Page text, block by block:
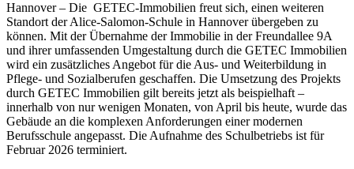
Hannover – Die GETEC-Immobilien freut sich, einen weiteren
Standort der Alice-Salomon-Schule in Hannover übergeben zu
können. Mit der Übernahme der Immobilie in der Freundallee 9A
und ihrer umfassenden Umgestaltung durch die GETEC Immobilien
wird ein zusätzliches Angebot für die Aus- und Weiterbildung in
Pflege- und Sozialberufen geschaffen. Die Umsetzung des Projekts
durch GETEC Immobilien gilt bereits jetzt als beispielhaft –
innerhalb von nur wenigen Monaten, von April bis heute, wurde das
Gebäude an die komplexen Anforderungen einer modernen
Berufsschule angepasst. Die Aufnahme des Schulbetriebs ist für
Februar 2026 terminiert.